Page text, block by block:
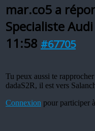
mar.co5 a
Specialiste Audi
11:58 #67705
Tu peux aussi te
dadaS2R, il est vers
Connexion pour participer